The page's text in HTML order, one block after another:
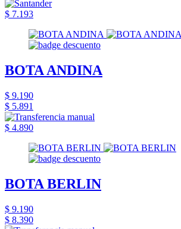
$ 7.193
BOTA ANDINA
$ 9.190
$ 5.891
$ 4.890
BOTA BERLIN
$ 9.190
$ 8.390